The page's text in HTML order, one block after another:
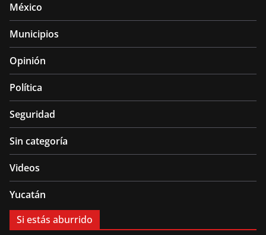
México
Municipios
Opinión
Política
Seguridad
Sin categoría
Videos
Yucatán
Si estás aburrido